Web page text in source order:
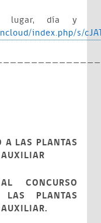
lugar, día y
index.php/s/
A LAS PLANTAS
CONCURSO
PLANTAS